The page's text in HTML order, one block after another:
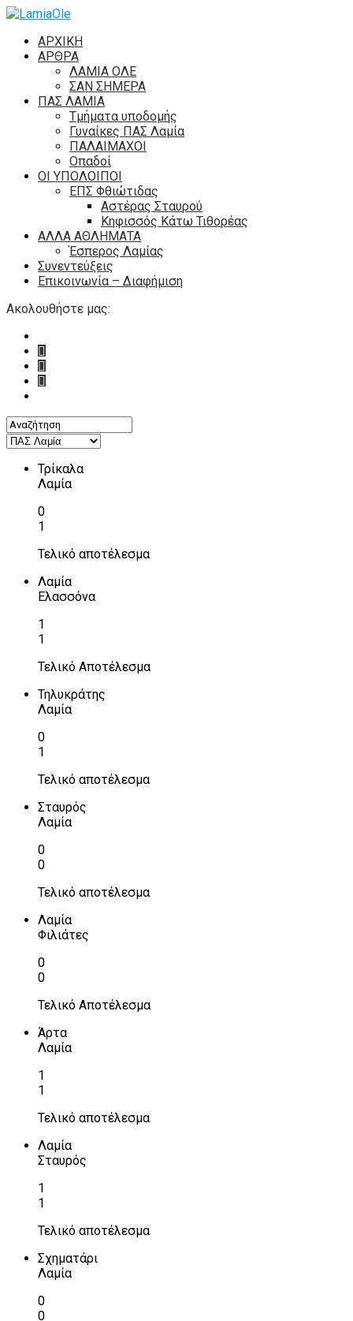
ΑΡΧΙΚΗ
ΑΡΘΡΑ
ΛΑΜΙΑ ΟΛΕ
ΣΑΝ ΣΗΜΕΡΑ
ΠΑΣ ΛΑΜΙΑ
Τμήματα υποδομής
Γυναίκες ΠΑΣ Λαμία
ΠΑΛΑΙΜΑΧΟΙ
Οπαδοί
ΟΙ ΥΠΟΛΟΙΠΟΙ
ΕΠΣ Φθιώτιδας
Αστέρας Σταυρού
Κηφισσός Κάτω Τιθορέας
ΑΛΛΑ ΑΘΛΗΜΑΤΑ
Έσπερος Λαμίας
Συνεντεύξεις
Επικοινωνία – Διαφήμιση
Ακολουθήστε μας:
Τρίκαλα
Λαμία
0
1
Τελικό αποτέλεσμα
Λαμία
Ελασσόνα
1
1
Τελικό Αποτέλεσμα
Τηλυκράτης
Λαμία
0
1
Τελικό αποτέλεσμα
Σταυρός
Λαμία
0
0
Τελικό αποτέλεσμα
Λαμία
Φιλιάτες
0
0
Τελικό Αποτέλεσμα
Άρτα
Λαμία
1
1
Τελικό αποτέλεσμα
Λαμία
Σταυρός
1
1
Τελικό αποτέλεσμα
Σχηματάρι
Λαμία
0
0